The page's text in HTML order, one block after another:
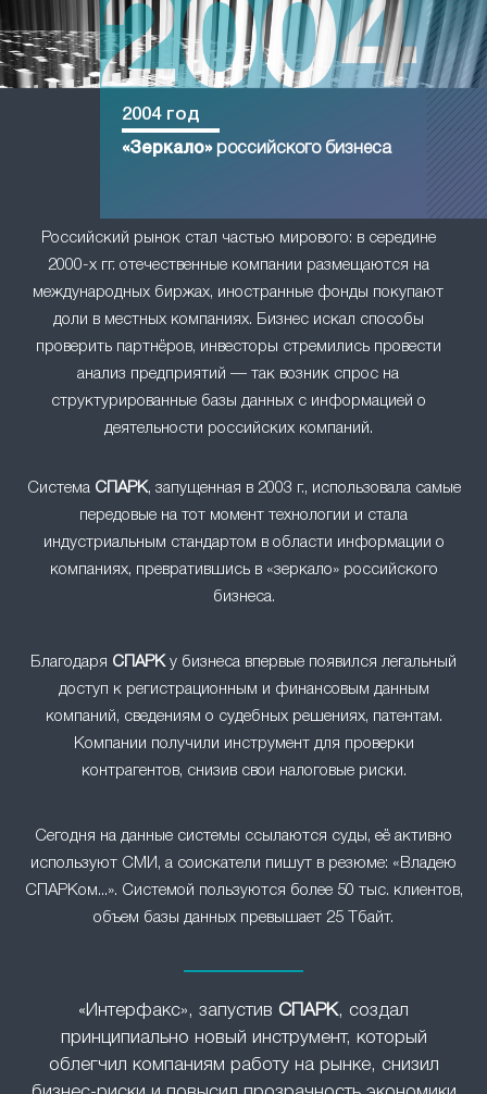
Российский рынок стал частью мирового: в середине
2000-х гг. отечественные компании размещаются на
международных биржах, иностранные фонды покупают
доли в местных компаниях. Бизнес искал способы
проверить партнёров, инвесторы стремились провести
анализ предприятий — так возник спрос на
структурированные базы данных с информацией о
деятельности российских компаний.
2004 год
«Зеркало»российского бизнеса
Система СПАРК, запущенная в 2003 г., использовала самые
передовые на тот момент технологии и стала
индустриальным стандартом в области информации о
компаниях, превратившись в «зеркало» российского
бизнеса.
Благодаря СПАРКу бизнеса впервые появился легальный
доступ к регистрационным и финансовым данным
компаний, сведениям о судебных решениях, патентам.
Компании получили инструмент для проверки
контрагентов, снизив свои налоговые риски.
Сегодня на данные системы ссылаются суды, её активно
используют СМИ, а соискатели пишут в резюме: «Владею
СПАРКом...». Системой пользуются более 50 тыс. клиентов,
объем базы данных превышает 25 Тбайт.
«Интерфакс», запустив СПАРК, создал
принципиально новый инструмент, который
облегчил компаниям работу на рынке, снизил